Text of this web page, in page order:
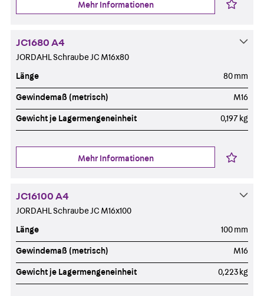
Mehr Informationen
JC1680 A4
JORDAHL Schraube JC M16x80
Länge 80 mm
Gewindemaß (metrisch) M16
Gewicht je Lagermengeneinheit 0,197 kg
Mehr Informationen
JC16100 A4
JORDAHL Schraube JC M16x100
Länge 100 mm
Gewindemaß (metrisch) M16
Gewicht je Lagermengeneinheit 0,223 kg